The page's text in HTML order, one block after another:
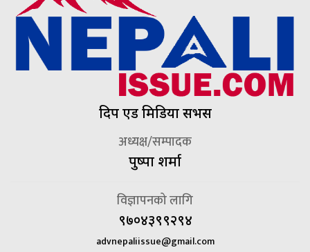
दिप एड मिडिया सर्भिस
अध्यक्ष/सम्पादक
पुष्पा शर्मा
विज्ञापनको लागि
९७०४३९९२९४
advnepaliissue@gmail.com